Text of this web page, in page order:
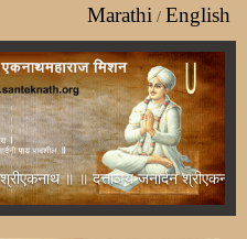
Marathi / English
॥ ॥ दत्ताञय जनार्दन श्रीएकनाथ ॥